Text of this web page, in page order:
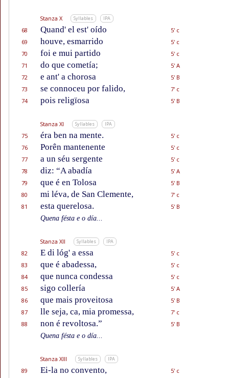
Stanza X Syllables IPA
68 Quand' el est' oído
5' c
69
houve, esmarrido
5' c
70
foi e mui partido
5' c
71
do que cometía;
5' A
72
e ant' a chorosa
5' B
73
se connoceu por falido,
7' c
74
pois religïosa 5' B
Stanza XI Syllables IPA
75 éra ben na mente.
5' c
76
Porên mantenente
5' c
77
a un séu sergente
5' c
78
diz: “A abadía
5' A
79
que é en Tolosa
5' B
80
mi léva, de San Clemente,
7' c
81
esta querelosa.
5' B
Quena fésta e o día...
Stanza XII Syllables IPA
82 E di lóg' a essa
5' c
83
que é abadessa,
5' c
84
que nunca condessa
5' c
85
sigo collería
5' A
86
que mais proveitosa
5' B
87
lle seja, ca, mia promessa,
7' c
88
non é revoltosa.”
5' B
Quena fésta e o día...
Stanza XIII Syllables IPA
89 Ei-la no convento, 5' c